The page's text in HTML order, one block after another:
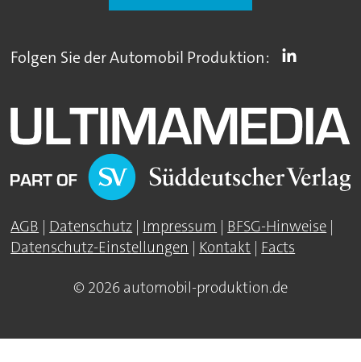
Folgen Sie der Automobil Produktion:
AGB | Datenschutz | Impressum | BFSG-Hinweise |
Datenschutz-Einstellungen | Kontakt | Facts
© 2026 automobil-produktion.de